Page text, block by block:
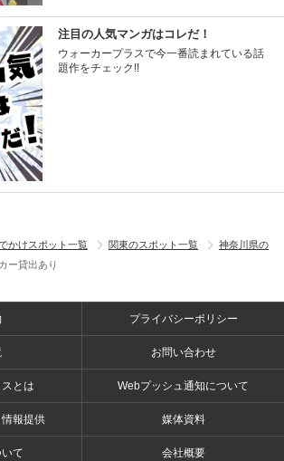
注目の人気マンガはコレだ！
ウォーカープラスで今一番読まれている話
題作をチェック!!
かけスポット一覧 関東のスポット一覧
神奈川県の
ー貸出あり
プライバシーポリシー
お問い合わせ
とは Webプッシュ通知について
報提供 媒体資料
て 会社概要